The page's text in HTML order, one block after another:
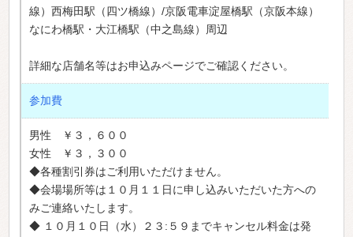
線）西梅田駅（四ツ橋線）/京阪電車淀屋橋駅（京阪本線）
なにわ橋駅・大江橋駅（中之島線）周辺
詳細な店舗名等はお申込みページでご確認ください。
参加費
男性 ￥３，６００
女性 ￥３，３００
◆各種割引券はご利用いただけません。
◆会場場所等は１０月１１日に申し込みいただいた方への
みご連絡いたします。
◆ １０月１０日（水）２３:５９までキャンセル料金は発